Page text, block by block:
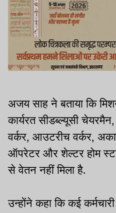
अजय साह ने बताया कि
कार्यरत सीडब्ल्यूसी
वर्कर, आउटरीच वर्कर,
ऑपरेटर और शेल्टर होम
से वेतन नहीं मिला है.
उन्होंने कहा कि कई